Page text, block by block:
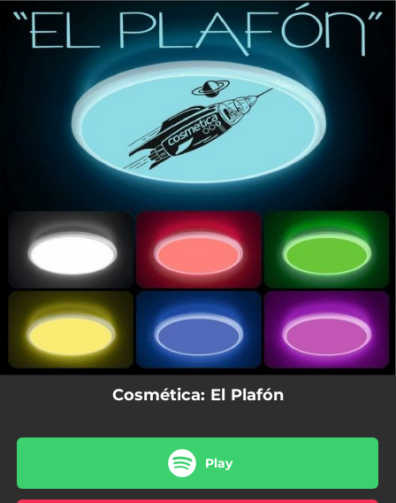
You're all set!
Cosmética: El Plafón
Play